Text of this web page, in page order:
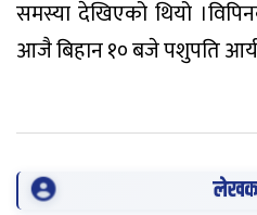
समस्या देखिएको थियो
आजै बिहान १० बजे पशुपति